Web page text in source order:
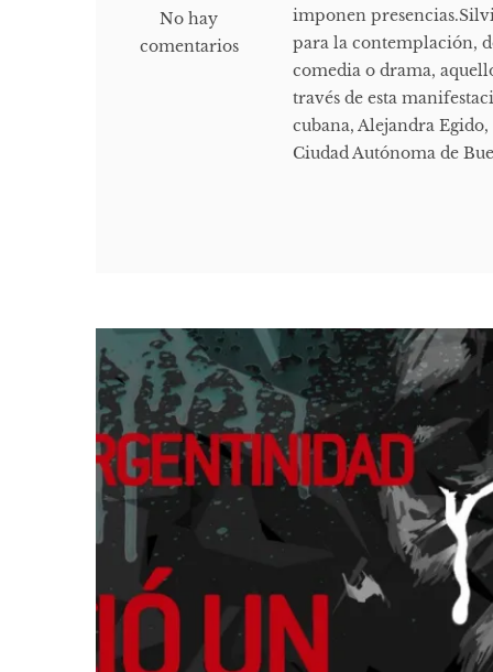
No hay
comentarios
imponen
para la contemplación,
comedia o drama,
través de esta
cubana, Alejandra
Ciudad Autónoma de